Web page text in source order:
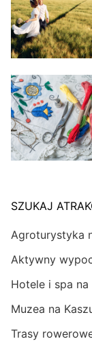
SZUKAJ
Agroturystyka
Aktywny
Hotele i spa na
Muzea na
Trasy